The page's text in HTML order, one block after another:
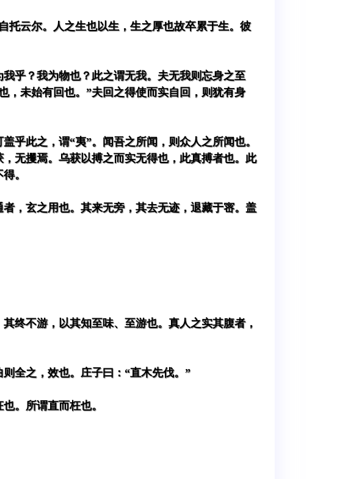
托云尔。人之生也以生，生之厚也故卒累于生。彼
乎？我为物也？此之谓无我。夫无我则忘身之至
，未始有回也。”夫回之得使而实自回，则犹有身
乎此之，谓“夷”。闻吾之所闻，则众人之所闻也。
无攫焉。乌获以搏之而实无得也，此真搏者也。此
。
，玄之用也。其来无旁，其去无迹，退藏于宻。盖
终不游，以其知至味、至游也。真人之实其腹者，
全之，效也。庄子曰：“直木先伐。”
。所谓直而枉也。